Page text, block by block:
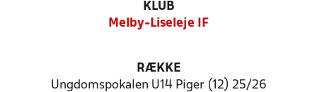
KLUB
Melby-Liseleje IF
RÆKKE
Ungdomspokalen U14 Piger (12) 25/26